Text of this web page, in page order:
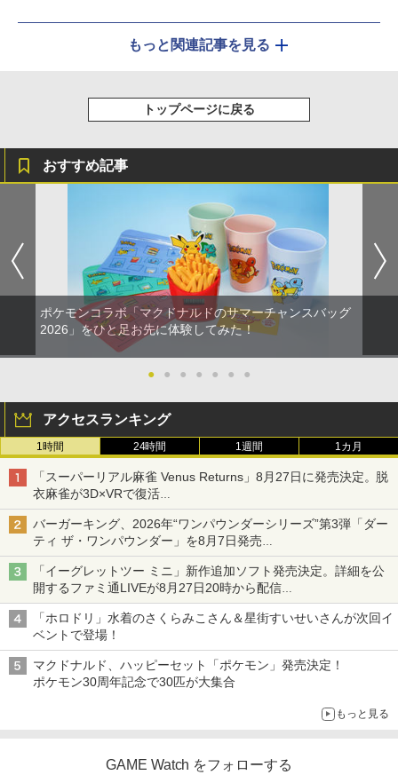
もっと関連記事を見る
トップページに戻る
おすすめ記事
ポケモンコラボ「マクドナルドのサマーチャンスバッグ
2026」をひと足お先に体験してみた！
● ● ● ● ● ● ●
アクセスランキング
1時間 24時間 1週間 1カ月
「スーパーリアル麻雀 Venus Returns」8月27日に発売決定。脱
衣麻雀が3D×VRで復活
発売から2週間は20%オフになるセールが実施
バーガーキング、2026年“ワンパウンダーシリーズ”第3弾「ダー
ティ ザ・ワンパウンダー」を8月7日発売
「特製ガーリックマヨソース」を使用した超大型チーズバーガー
「イーグレットツー ミニ」新作追加ソフト発売決定。詳細を公
開するファミ通LIVEが8月27日20時から配信
シリーズ累計100タイトルへ
「ホロドリ」水着のさくらみこさん＆星街すいせいさんが次回イ
ベントで登場！
マクドナルド、ハッピーセット「ポケモン」発売決定！
ポケモン30周年記念で30匹が大集合
もっと見る
GAME Watch をフォローする